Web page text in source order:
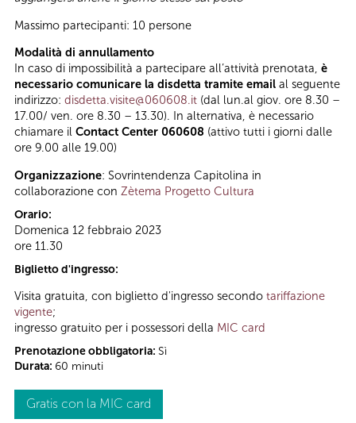
Massimo partecipanti: 10 persone
Modalità di annullamento
In caso di impossibilità a partecipare all’attività prenotata, è
necessario comunicare la disdetta tramite email al seguente
indirizzo: disdetta.visite@060608.it (dal lun.al giov. ore 8.30 –
17.00/ ven. ore 8.30 – 13.30). In alternativa, è necessario
chiamare il Contact Center 060608 (attivo tutti i giorni dalle
ore 9.00 alle 19.00)
Organizzazione: Sovrintendenza Capitolina in
collaborazione con Zètema Progetto Cultura
Orario:
Domenica 12 febbraio 2023
ore 11.30
Biglietto d'ingresso:
Visita gratuita, con biglietto d'ingresso secondo tariffazione
vigente;
ingresso gratuito per i possessori della MIC card
Prenotazione obbligatoria: Sì
Durata: 60 minuti
Gratis con la MIC card